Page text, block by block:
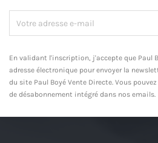
En validant l'inscription, j'accepte que Paul
adresse électronique pour envoyer la
du site Paul Boyé Vente Directe. Vous
de désabonnement intégré dans nos emails.